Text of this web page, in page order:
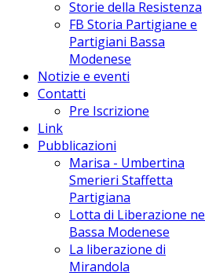
Storie della Resistenza
FB Storia Partigiane e
Partigiani Bassa
Modenese
Notizie e eventi
Contatti
Pre Iscrizione
Link
Pubblicazioni
Marisa - Umbertina
Smerieri Staffetta
Partigiana
Lotta di Liberazione
Bassa Modenese
La liberazione di
Mirandola